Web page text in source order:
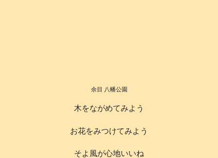
余目 八幡公園
木をながめてみよう
お花をみつけてみよう
そよ風が心地いいね